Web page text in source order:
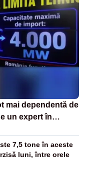
mai dependentă de
un expert în
7,5 tone în aceste
luni, între orele